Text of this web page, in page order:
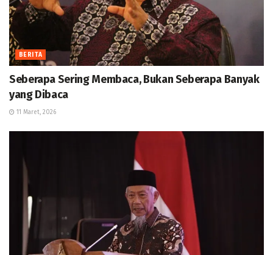
BERITA
Seberapa Sering Membaca, Bukan Seberapa Banyak
yang Dibaca
11 Maret, 2026